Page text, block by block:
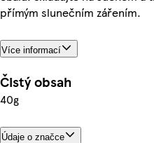
přímým slunečním zářením.
Více informací
Čistý obsah
40g
Údaje o značce